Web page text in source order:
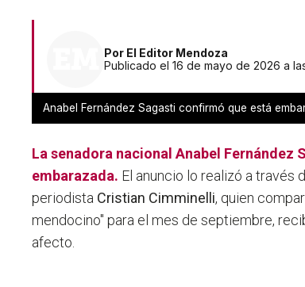
Por El Editor Mendoza
Publicado el 16 de mayo de 2026 a las
Anabel Fernández Sagasti confirmó que está
Lasenadora nacional Anabel Fernández
embarazada. El anuncio lo realizó a través
periodista Cristian Cimminelli, quien
mendocino" para el mes de septiembre,
afecto.